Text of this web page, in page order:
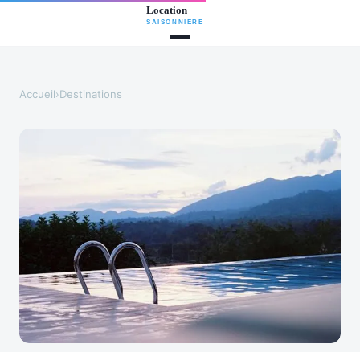
Accueil›Destinations